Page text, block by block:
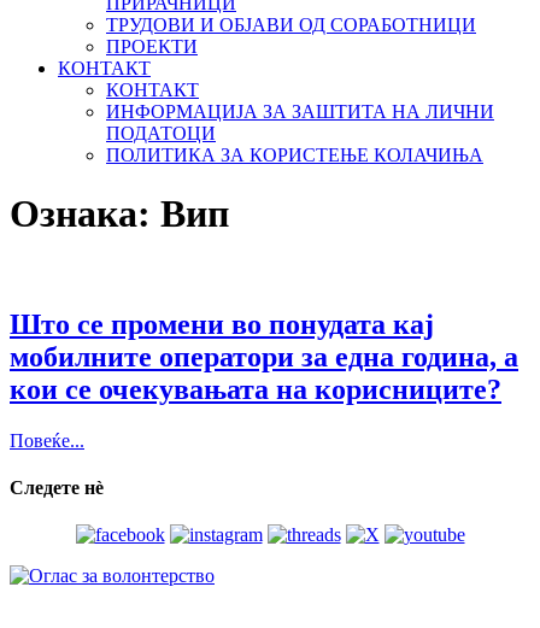
ТРУДОВИ И ОБЈАВИ ОД СОРАБОТНИЦИ
ПРОЕКТИ
КОНТАКТ
КОНТАКТ
ИНФОРМАЦИЈА ЗА ЗАШТИТА НА ЛИЧНИ
ПОДАТОЦИ
ПОЛИТИКА ЗА КОРИСТЕЊЕ КОЛАЧИЊА
Ознака: Вип
Што се промени во понудата кај
мобилните оператори за една година, а
кои се очекувањата на корисниците?
Повеќе...
Следете нѐ